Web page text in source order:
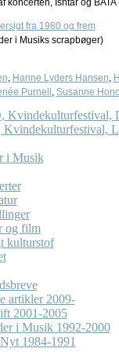
koncerten, Ishtar og
fra 1980 og frem
i Musiks scrapbøger)
, Hanne Lyders Hansen,
Purnell , Susanne
Kvindekulturfestival,
Kvindekulturfestival,
i Musik
og film
kulturstof
artikler 2009-
2001-2005
i Musik 1992-2000
1984-1991